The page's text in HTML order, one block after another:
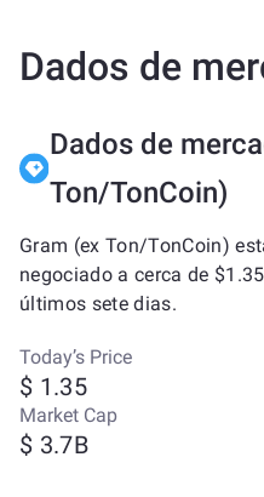
Dados de
Dados de
Ton/TonCoin)
Gram (ex Ton/TonCoin)
negociado a cerca de
últimos sete dias.
Today’s Price
$ 1.35
Market Cap
$ 3.7B